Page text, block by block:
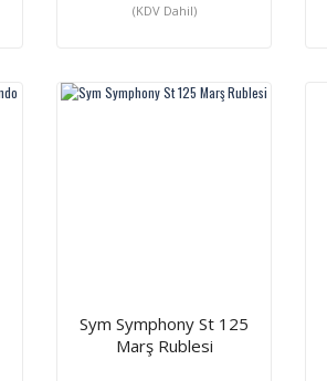
(KDV Dahil)
Sym Symphony St 125
Marş Rublesi